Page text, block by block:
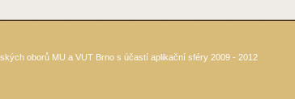
oborů MU a VUT Brno s účastí aplikační sféry 2009 - 2012